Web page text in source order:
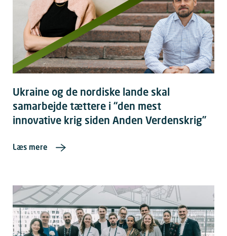
Ukraine og de nordiske lande skal
samarbejde tættere i “den mest
innovative krig siden Anden Verdenskrig”
Læs mere